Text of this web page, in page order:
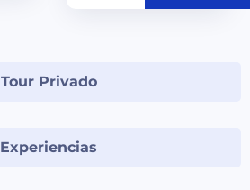
Tour Privado
Experiencias